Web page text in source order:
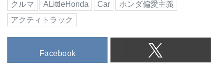
クルマ ALittleHonda Car
ホンダ偏愛主義
アクティトラック
Facebook